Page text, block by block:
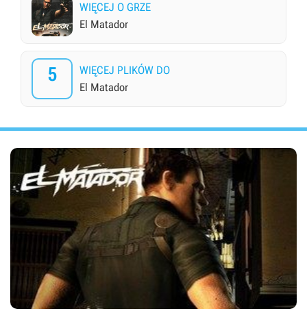
WIĘCEJ O GRZE
El Matador
5
WIĘCEJ PLIKÓW DO
El Matador